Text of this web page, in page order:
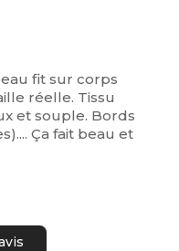
fit sur corps
réelle. Tissu
et souple. Bords
Ça fait beau et